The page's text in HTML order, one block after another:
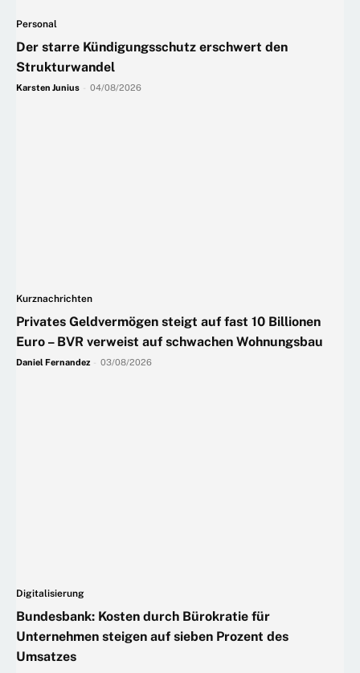
Personal
Der starre Kündigungsschutz erschwert den
Strukturwandel
Karsten Junius 04/08/2026
Kurznachrichten
Privates Geldvermögen steigt auf fast 10 Billionen
Euro – BVR verweist auf schwachen Wohnungsbau
Daniel Fernandez 03/08/2026
Digitalisierung
Bundesbank: Kosten durch Bürokratie für
Unternehmen steigen auf sieben Prozent des
Umsatzes